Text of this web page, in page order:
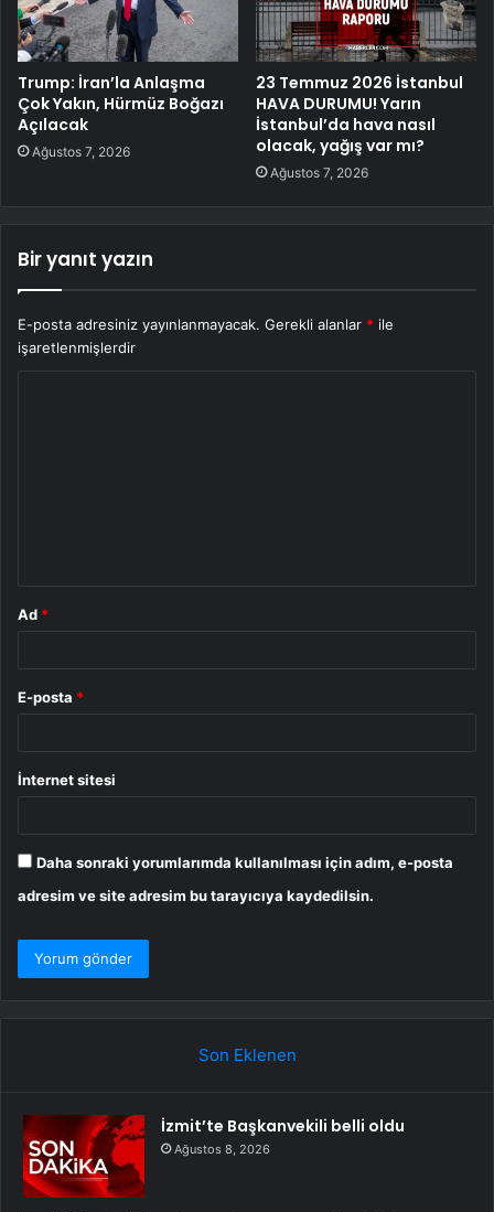
Trump: İran’la Anlaşma
Çok Yakın, Hürmüz Boğazı
Açılacak
Ağustos 7, 2026
23 Temmuz 2026 İstanbul
HAVA DURUMU! Yarın
İstanbul’da hava nasıl
olacak, yağış var mı?
Ağustos 7, 2026
Bir yanıt yazın
E-posta adresiniz yayınlanmayacak. Gerekli alanlar * ile
işaretlenmişlerdir
Ad *
E-posta *
İnternet sitesi
Daha sonraki yorumlarımda kullanılması için adım, e-posta
adresim ve site adresim bu tarayıcıya kaydedilsin.
Son Eklenen
İzmit’te Başkanvekili belli oldu
Ağustos 8, 2026